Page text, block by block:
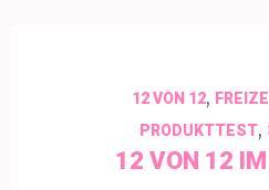
12 VON 12,
PRODUKTTEST,
12 VON 12